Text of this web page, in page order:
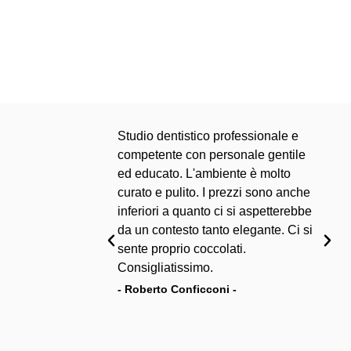
Studio dentistico professionale e
competente con personale gentile
ed educato. L'ambiente è molto
curato e pulito. I prezzi sono anche
inferiori a quanto ci si aspetterebbe
da un contesto tanto elegante. Ci si
sente proprio coccolati.
Consigliatissimo.
- Roberto Conficconi -